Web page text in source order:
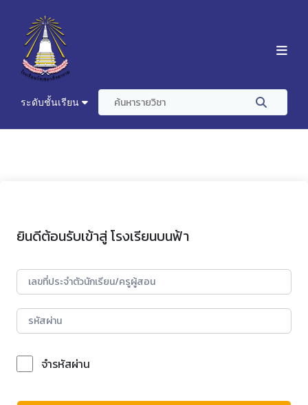
ระดับชั้นเรียน
ยินดีต้อนรับเข้าสู่ โรงเรียนบนฟ้า
จำรหัสผ่าน